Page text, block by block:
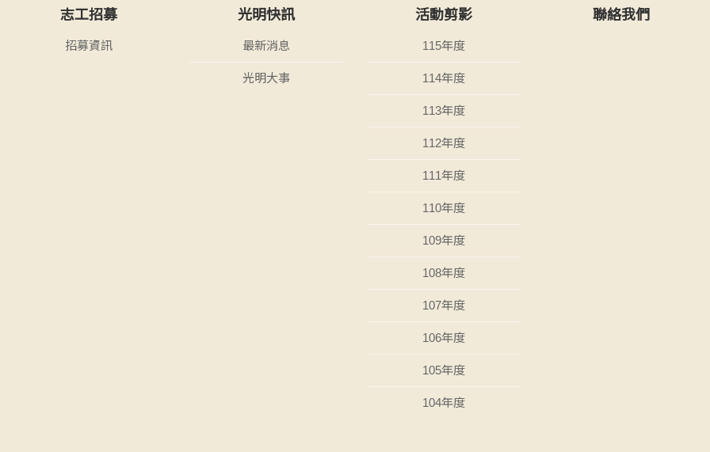
志工招募
招募資訊
光明快訊
最新消息
光明大事
活動剪影
115年度
114年度
113年度
112年度
111年度
110年度
109年度
108年度
107年度
106年度
105年度
104年度
聯絡我們